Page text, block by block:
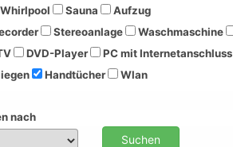
Whirlpool Sauna
Aufzug
Stereoanlage Waschmaschine
DVD-Player PC mit Internetanschluss
Handtücher Wlan
nach
Suchen